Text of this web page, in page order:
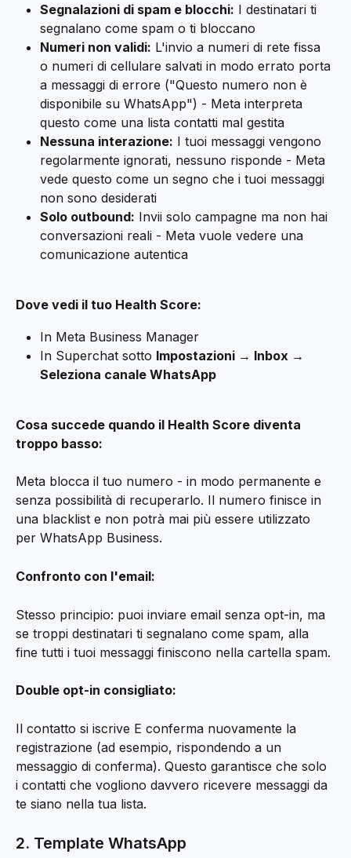
Segnalazioni di spam e blocchi: I destinatari ti
segnalano come spam o ti bloccano
Numeri non validi: L'invio a numeri di rete fissa
o numeri di cellulare salvati in modo errato porta
a messaggi di errore ("Questo numero non è
disponibile su WhatsApp") - Meta interpreta
questo come una lista contatti mal gestita
Nessuna interazione: I tuoi messaggi vengono
regolarmente ignorati, nessuno risponde - Meta
vede questo come un segno che i tuoi messaggi
non sono desiderati
Solo outbound: Invii solo campagne ma non hai
conversazioni reali - Meta vuole vedere una
comunicazione autentica
Dove vedi il tuo Health Score:
In Meta Business Manager
In Superchat sotto Impostazioni → Inbox →
Seleziona canale WhatsApp
Cosa succede quando il Health Score diventa
troppo basso:
Meta blocca il tuo numero - in modo permanente e
senza possibilità di recuperarlo. Il numero finisce in
una blacklist e non potrà mai più essere utilizzato
per WhatsApp Business.
Confronto con l'email:
Stesso principio: puoi inviare email senza opt-in, ma
se troppi destinatari ti segnalano come spam, alla
fine tutti i tuoi messaggi finiscono nella cartella spam.
Double opt-in consigliato:
Il contatto si iscrive E conferma nuovamente la
registrazione (ad esempio, rispondendo a un
messaggio di conferma). Questo garantisce che solo
i contatti che vogliono davvero ricevere messaggi da
te siano nella tua lista.
2. Template WhatsApp